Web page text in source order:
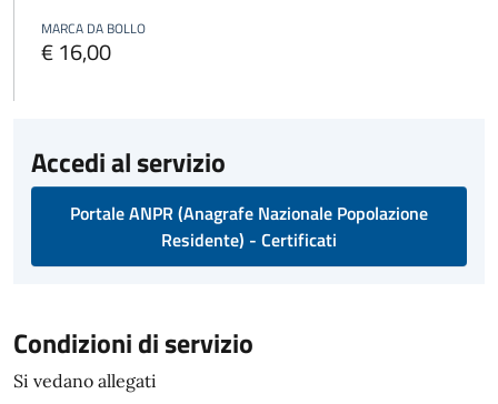
MARCA DA BOLLO
€ 16,00
Accedi al servizio
Portale ANPR (Anagrafe Nazionale Popolazione
Residente) - Certificati
Condizioni di servizio
Si vedano allegati